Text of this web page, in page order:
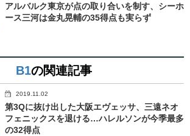
アルバルク東京が点の取り合いを制す、シーホ
ース三河は金丸晃輔の35得点も実らず
B1の関連記事
2019.11.02
第3Qに抜け出した大阪エヴェッサ、三遠ネオ
フェニックスを退ける…ハレルソンが今季最多
の32得点